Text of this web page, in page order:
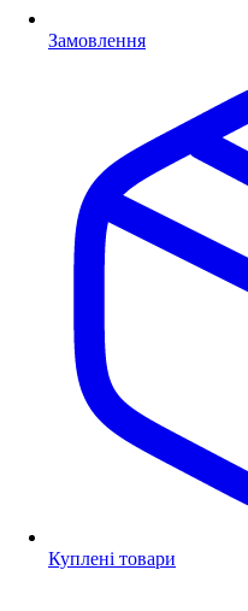
Замовлення
Куплені товари